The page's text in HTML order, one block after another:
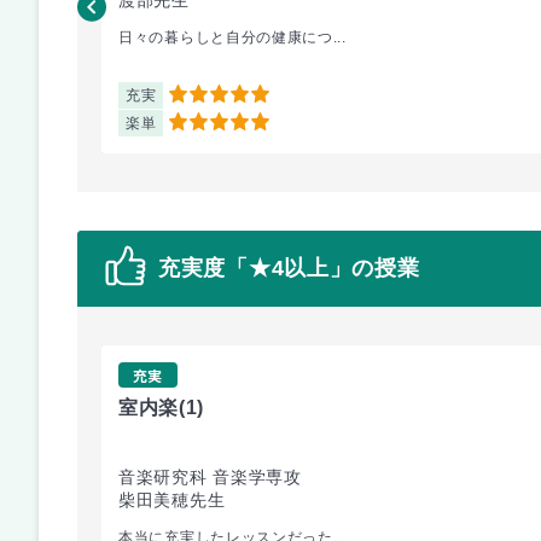
日々の暮らしと自分の健康につ...
充実 5
楽単 5
充実度「★4以上」の授業
充実
室内楽(1)
音楽研究科 音楽学専攻
柴田美穂先生
本当に充実したレッスンだった...